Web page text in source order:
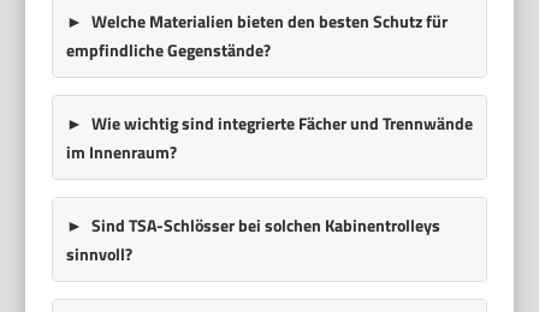
Welche Materialien bieten den besten Schutz für
empfindliche Gegenstände?
Wie wichtig sind integrierte Fächer und Trennwände
im Innenraum?
Sind TSA-Schlösser bei solchen Kabinentrolleys
sinnvoll?